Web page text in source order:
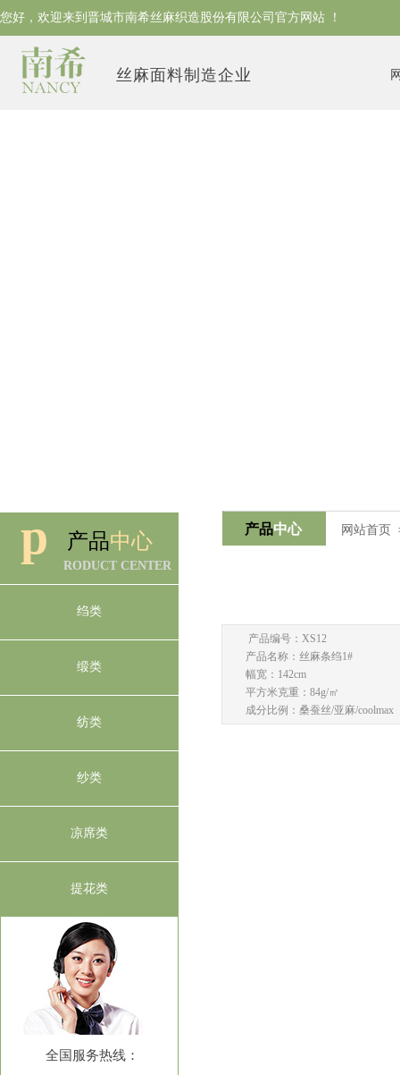
您好，欢迎来到晋城市南希丝麻织造股份有限公司 官方网站 ！
丝麻面料制造企业
p 产品中心 网站首页
产品中心
RODUCT CENTER
产品编号：XS12
产品名称：丝麻条绉1#
幅宽：142cm
平方米克重：84g/㎡
成分比例：桑蚕丝/亚麻/coolmax
绉类
缎类
纺类
纱类
凉席类
提花类
全国服务热线：